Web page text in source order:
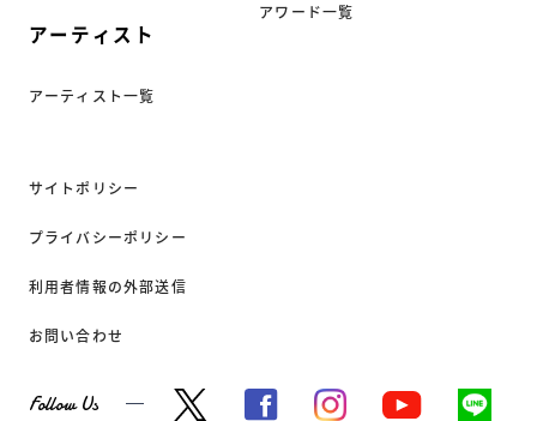
アーティスト
アーティスト一覧
アワード一覧
サイトポリシー
プライバシーポリシー
利用者情報の外部送信
お問い合わせ
Follow Us